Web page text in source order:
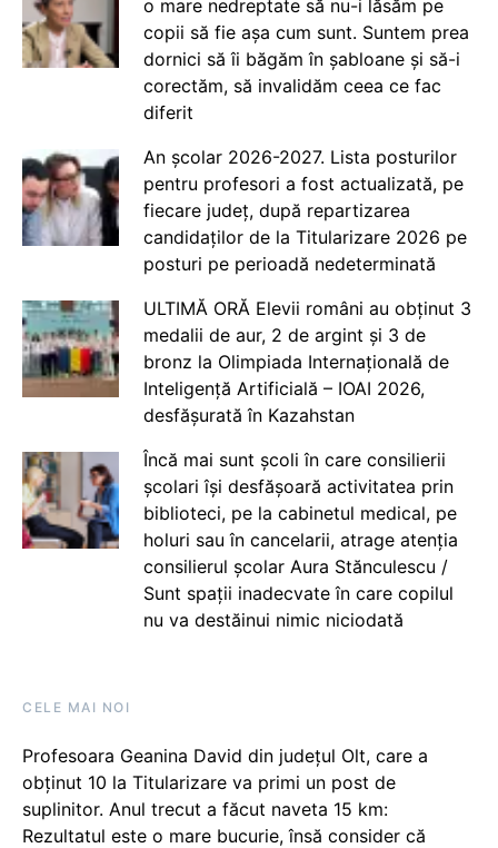
o mare nedreptate să nu-i lăsăm pe
copii să fie așa cum sunt. Suntem prea
dornici să îi băgăm în șabloane și să-i
corectăm, să invalidăm ceea ce fac
diferit
An școlar 2026-2027. Lista posturilor
pentru profesori a fost actualizată, pe
fiecare județ, după repartizarea
candidaților de la Titularizare 2026 pe
posturi pe perioadă nedeterminată
ULTIMĂ ORĂ Elevii români au obținut 3
medalii de aur, 2 de argint și 3 de
bronz la Olimpiada Internațională de
Inteligență Artificială – IOAI 2026,
desfășurată în Kazahstan
Încă mai sunt școli în care consilierii
școlari își desfășoară activitatea prin
biblioteci, pe la cabinetul medical, pe
holuri sau în cancelarii, atrage atenția
consilierul școlar Aura Stănculescu /
Sunt spații inadecvate în care copilul
nu va destăinui nimic niciodată
CELE MAI NOI
Profesoara Geanina David din județul Olt, care a
obținut 10 la Titularizare va primi un post de
suplinitor. Anul trecut a făcut naveta 15 km:
Rezultatul este o mare bucurie, însă consider că